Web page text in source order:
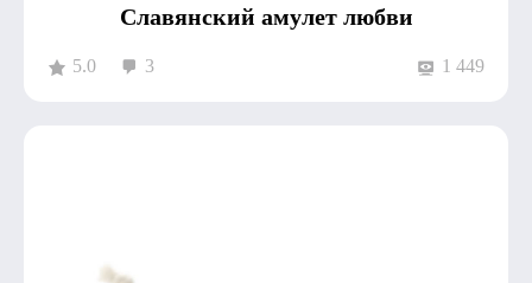
Славянский амулет любви
5.0 3 1 449